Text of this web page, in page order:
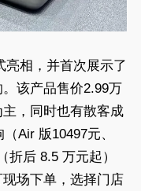
亮相，并首次展示了
该产品售价2.99万
，同时也有散客成
Air 版10497元、
折后 8.5 万元起）
场下单，选择门店